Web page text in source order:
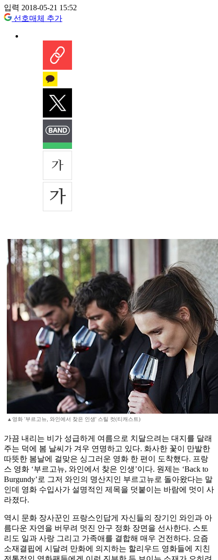
입력 2018-05-21 15:52
선호매체 추가
▲영화 '부르고뉴, 와인에서 찾은 인생' 스틸 컷(티캐스트)
가끔 내리는 비가 성급하게 여름으로 치달으려는 대지를 달래
주는 덕에 봄 날씨가 겨우 연명하고 있다. 화사한 꽃이 만발한
따뜻한 봄날에 걸맞은 싱그러운 영화 한 편이 도착했다. 프랑
스 영화 ‘부르고뉴, 와인에서 찾은 인생’이다. 원제는 ‘Back to
Burgundy’로 그저 와인의 명산지인 부르고뉴로 돌아왔다는 말
인데 영화 수입사가 설명적인 제목을 덧붙이는 바람에 멋이 사
라졌다.
역시 문화 장사꾼인 프랑스인답게 자신들의 장기인 와인과 아
름다운 자연을 버무려 멋진 안구 정화 장면을 선사한다. 스토
리도 일과 사랑 그리고 가족애를 결합해 매우 건전하다. 요즘
소재결핍에 시달려 만화에 의지하는 할리우드 영화들에 지친